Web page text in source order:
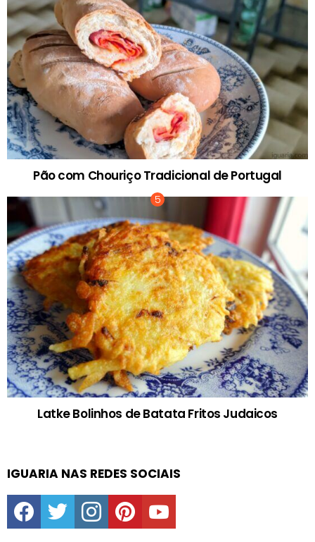
Pão com Chouriço Tradicional de Portugal
Latke Bolinhos de Batata Fritos Judaicos
IGUARIA NAS REDES SOCIAIS
facebooktwitter instagrampinterestyoutube